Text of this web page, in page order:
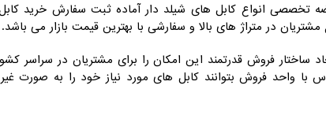
تخصصی انواع کابل های شیلد دار آماده ثبت سفارش خرید کابل
در متراژ های بالا و سفارشی با بهترین قیمت بازار می باشد.
ساختار فروش قدرتمند این امکان را برای مشتریان در سراسر
با واحد فروش بتوانند کابل های مورد نیاز خود را به صورت